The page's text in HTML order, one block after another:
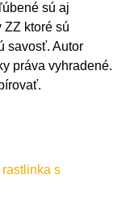
sú aj
ktoré sú
savosť. Autor
práva vyhradené.
s